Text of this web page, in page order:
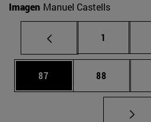
Imagen Manuel Castells
Página
1
Página
87 Página
88